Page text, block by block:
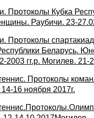
Протоколы Кубка
Раубичи. 23-
Протоколы
Беларусь.
2003 гг.р. Могилев. 21-
Протоколы
16 ноября 2017г.